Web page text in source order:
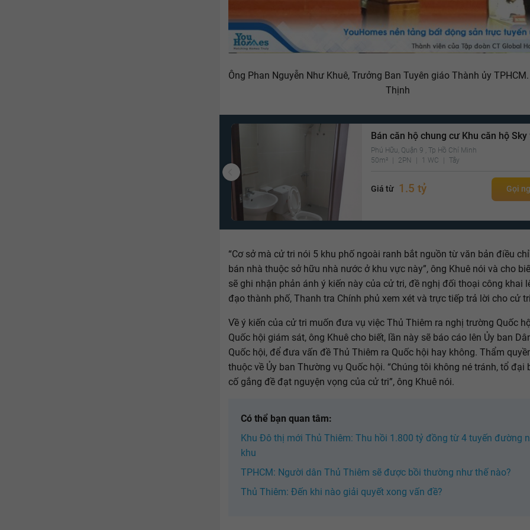
Ông Phan Nguyễn Như Khuê, Trưởng Ban Tuyên giáo Thành ủy
Thịnh
Bán căn hộ chung cư Khu căn hộ Sky
Phú Hữu, Quận 9 , Tp Hồ Chí Minh
50m²
2PN 1 WC Tây
Giá từ 1.5 tỷ Gọi
“Cơ sở mà cử tri nói 5 khu phố ngoài ranh bắt nguồn từ văn bản điều
bán nhà thuộc sở hữu nhà nước ở khu vực này”, ông Khuê nói và cho
sẽ ghi nhận phản ánh ý kiến này của cử tri, đề nghị đối thoại công khai
đạo thành phố, Thanh tra Chính phủ xem xét và trực tiếp trả lời cho cử
Về ý kiến của cử tri muốn đưa vụ việc Thủ Thiêm ra nghị trường Quốc
Quốc hội giám sát, ông Khuê cho biết, lần này sẽ báo cáo lên Ủy ban
Quốc hội, để đưa vấn đề Thủ Thiêm ra Quốc hội hay không. Thẩm
thuộc về Ủy ban Thường vụ Quốc hội. “Chúng tôi không né tránh, tổ đại
cố gắng đề đạt nguyện vọng của cử tri”, ông Khuê nói.
Có thể bạn quan tâm:
Khu Đô thị mới Thủ Thiêm: Thu hồi 1.800 tỷ đồng từ 4 tuyến đường
khu
TPHCM: Người dân Thủ Thiêm sẽ được bồi thường như thế nào?
Thủ Thiêm: Đến khi nào giải quyết xong vấn đề?